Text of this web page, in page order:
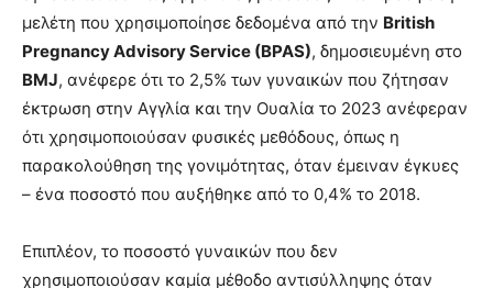
μελέτη που χρησιμοποίησε δεδομένα από την British
Pregnancy Advisory Service (BPAS), δημοσιευμένη στο
BMJ, ανέφερε ότι το 2,5% των γυναικών που ζήτησαν
έκτρωση στην Αγγλία και την Ουαλία το 2023 ανέφεραν
ότι χρησιμοποιούσαν φυσικές μεθόδους, όπως η
παρακολούθηση της γονιμότητας, όταν έμειναν έγκυες
– ένα ποσοστό που αυξήθηκε από το 0,4% το 2018.
Επιπλέον, το ποσοστό γυναικών που δεν
χρησιμοποιούσαν καμία μέθοδο αντισύλληψης όταν